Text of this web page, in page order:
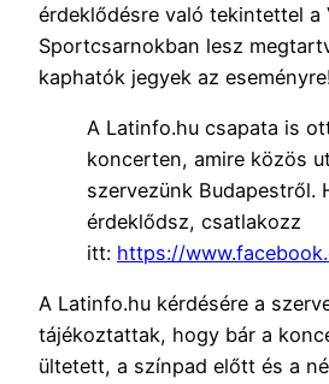
érdeklődésre való tekintettel a
Sportcsarnokban lesz
kaphatók jegyek az eseményre!
A Latinfo.hu csapata is
koncerten, amire közös
szervezünk Budapestről.
érdeklődsz, csatlakozz
itt: https://
A Latinfo.hu kérdésére a
tájékoztattak, hogy bár a
ültetett, a színpad előtt és a